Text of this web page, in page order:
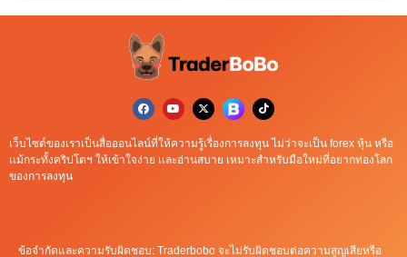
เว็บไซต์ของเราเป็นสื่อออนไลน์ที่ให้ความรู้เรื่องการลงทุน ไม่ว่าจะเป็น forex หุ้น หรือ
เเม้กระทั้งคริปโตฯ ให้เข้าใจง่าย เเละอ่านสบาย เหมาะสำหรับมือใหม่ที่อยากท่องโลก
ของการลงทุน
ข้อจำกัดและความรับผิดชอบ: Traderbobo จะไม่รับผิดชอบต่อความสูญเสียหรือ